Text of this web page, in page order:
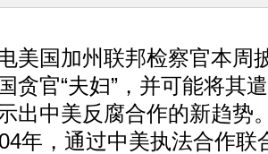
国加州联邦检察官本周
贪官“夫妇”，并可能将其
出中美反腐合作的新趋势
年，通过中美执法合作联